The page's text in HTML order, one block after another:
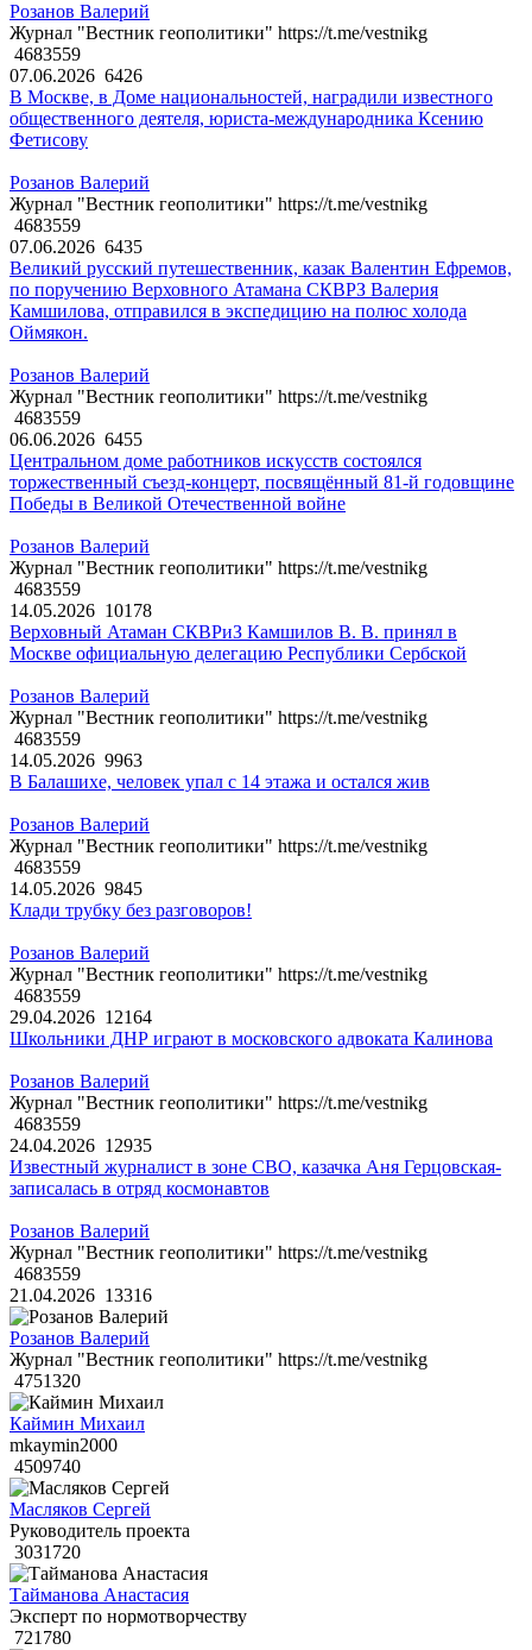
Розанов Валерий
Журнал "Вестник геополитики" https://t.me/vestnikg
4683559
07.06.2026 6426
В Москве, в Доме национальностей, наградили известного
общественного деятеля, юриста-международника Ксению
Фетисову
Розанов Валерий
Журнал "Вестник геополитики" https://t.me/vestnikg
4683559
07.06.2026 6435
Великий русский путешественник, казак Валентин Ефремов,
по поручению Верховного Атамана СКВРЗ Валерия
Камшилова, отправился в экспедицию на полюс холода
Оймякон.
Розанов Валерий
Журнал "Вестник геополитики" https://t.me/vestnikg
4683559
06.06.2026 6455
Центральном доме работников искусств состоялся
торжественный съезд-концерт, посвящённый 81-й годовщине
Победы в Великой Отечественной войне
Розанов Валерий
Журнал "Вестник геополитики" https://t.me/vestnikg
4683559
14.05.2026 10178
Верховный Атаман СКВРиЗ Камшилов В. В. принял в
Москве официальную делегацию Республики Сербской
Розанов Валерий
Журнал "Вестник геополитики" https://t.me/vestnikg
4683559
14.05.2026 9963
В Балашихе, человек упал с 14 этажа и остался жив
Розанов Валерий
Журнал "Вестник геополитики" https://t.me/vestnikg
4683559
14.05.2026 9845
Клади трубку без разговоров!
Розанов Валерий
Журнал "Вестник геополитики" https://t.me/vestnikg
4683559
29.04.2026 12164
Школьники ДНР играют в московского адвоката Калинова
Розанов Валерий
Журнал "Вестник геополитики" https://t.me/vestnikg
4683559
24.04.2026 12935
Известный журналист в зоне СВО, казачка Аня Герцовская-
записалась в отряд космонавтов
Розанов Валерий
Журнал "Вестник геополитики" https://t.me/vestnikg
4683559
21.04.2026 13316
Розанов Валерий
Журнал "Вестник геополитики" https://t.me/vestnikg
4751320
Каймин Михаил
mkaymin2000
4509740
Масляков Сергей
Руководитель проекта
3031720
Тайманова Анастасия
Эксперт по нормотворчеству
721780